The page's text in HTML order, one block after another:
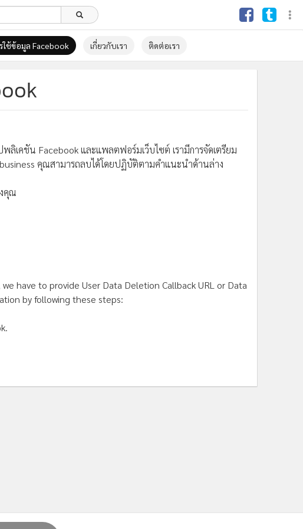
ใช้ข้อมูล Facebook เกี่ยวกับเรา ติดต่อเรา
เคชัน Facebook และแพลตฟอร์มเว็บไซต์ เรามีการจัดเตรียม
คุณสามารถลบได้โดยปฏิบัติตามคำแนะนำด้านล่าง
คุณ
have to provide User Data Deletion Callback URL or Data
by following these steps: